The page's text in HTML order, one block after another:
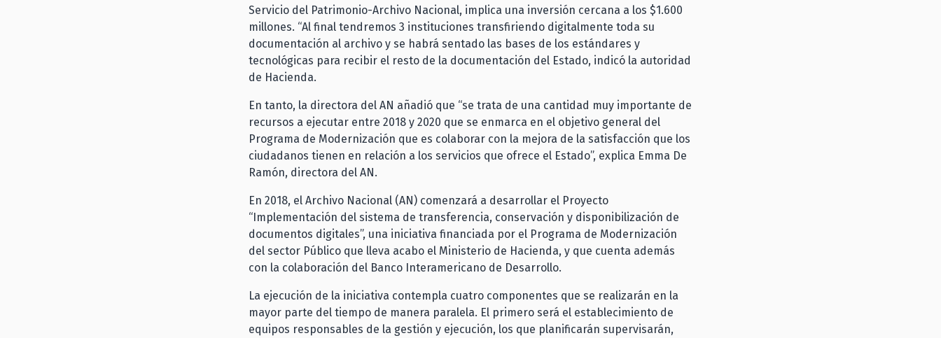
Servicio del Patrimonio-Archivo Nacional, implica una inversión cercana a los $1.600
millones. “Al final tendremos 3 instituciones transfiriendo digitalmente toda su
documentación al archivo y se habrá sentado las bases de los estándares y
tecnológicas para recibir el resto de la documentación del Estado, indicó la autoridad
de Hacienda.
En tanto, la directora del AN añadió que “se trata de una cantidad muy importante de
recursos a ejecutar entre 2018 y 2020 que se enmarca en el objetivo general del
Programa de Modernización que es colaborar con la mejora de la satisfacción que los
ciudadanos tienen en relación a los servicios que ofrece el Estado”, explica Emma De
Ramón, directora del AN.
En 2018, el Archivo Nacional (AN) comenzará a desarrollar el Proyecto
“Implementación del sistema de transferencia, conservación y disponibilización de
documentos digitales”, una iniciativa financiada por el Programa de Modernización
del sector Público que lleva acabo el Ministerio de Hacienda, y que cuenta además
con la colaboración del Banco Interamericano de Desarrollo.
La ejecución de la iniciativa contempla cuatro componentes que se realizarán en la
mayor parte del tiempo de manera paralela. El primero será el establecimiento de
equipos responsables de la gestión y ejecución, los que planificarán supervisarán,